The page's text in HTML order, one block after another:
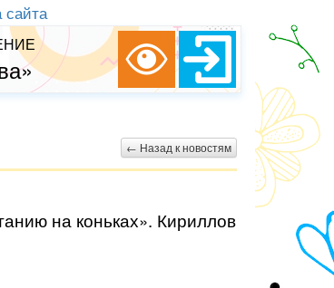
← Назад к новостям
на коньках». Кириллов